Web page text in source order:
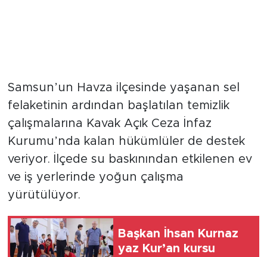
Samsun’un Havza ilçesinde yaşanan sel
felaketinin ardından başlatılan temizlik
çalışmalarına Kavak Açık Ceza İnfaz
Kurumu’nda kalan hükümlüler de destek
veriyor. İlçede su baskınından etkilenen ev
ve iş yerlerinde yoğun çalışma
yürütülüyor.
Başkan İhsan Kurnaz
yaz Kur’an kursu